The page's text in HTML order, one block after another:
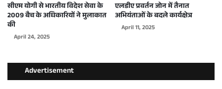
सीएम योगी से भारतीय विदेश सेवा के
2009 बैच के अधिकारियों ने मुलाकात
की
April 24, 2025
एलडीए प्रवर्तन जोन में तैनात
अभियंताओं के बदले कार्यक्षेत्र
April 11, 2025
Advertisement